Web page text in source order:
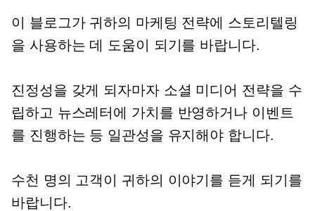
이 블로그가 귀하의 마케팅 전략에 스토리텔링
을 사용하는 데 도움이 되기를 바랍니다.
진정성을 갖게 되자마자 소셜 미디어 전략을 수
립하고 뉴스레터에 가치를 반영하거나 이벤트
를 진행하는 등 일관성을 유지해야 합니다.
수천 명의 고객이 귀하의 이야기를 듣게 되기를
바랍니다.